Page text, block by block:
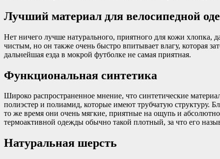
Лучший материал для велосипедной
Нет ничего лучше натурального, приятного для кожи
чистым, но он также очень быстро впитывает влагу, которая
дальнейшая езда в мокрой футболке не самая приятная.
Функциональная синтетика
Широко распространенное мнение, что синтетические
полиэстер и полиамид, которые имеют трубчатую структуру.
то же время они очень мягкие, приятные на ощупь и
термоактивной одежды обычно такой плотный, за что его
Натуральная шерсть